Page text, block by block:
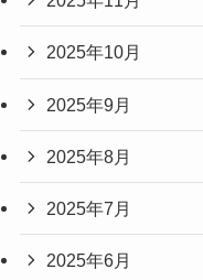
2025年10月
2025年9月
2025年8月
2025年7月
2025年6月